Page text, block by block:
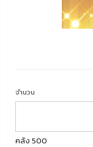
จำนวน
คลัง 500